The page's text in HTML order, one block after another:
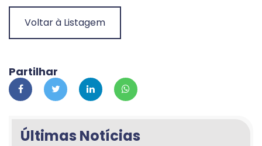
Voltar à Listagem
Partilhar
Últimas Notícias